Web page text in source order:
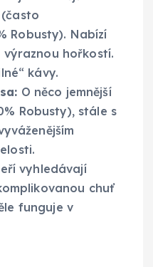
Robusty). Nabízí
výraznou hořkostí.
kávy.
O něco jemnější
Robusty), stále s
vyhledávají
chuť
funguje v